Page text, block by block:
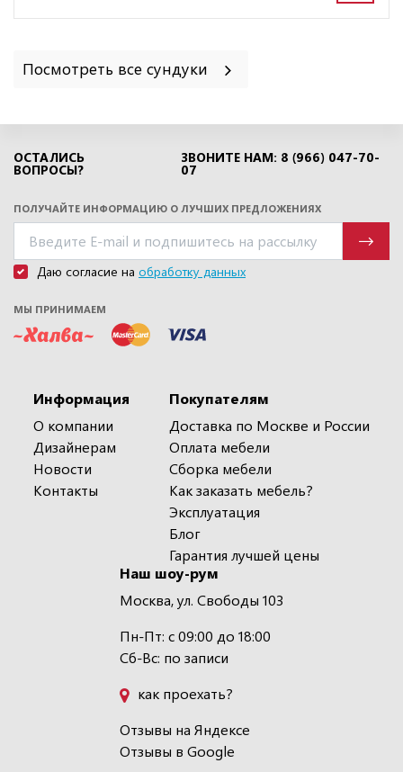
Посмотреть все сундуки
ОСТАЛИСЬ
ВОПРОСЫ?
ЗВОНИТЕ НАМ: 8 (966) 047-70-
07
ПОЛУЧАЙТЕ ИНФОРМАЦИЮ О ЛУЧШИХ ПРЕДЛОЖЕНИЯХ
Даю согласие на обработку данных
МЫ ПРИНИМАЕМ
Информация
О компании
Дизайнерам
Новости
Контакты
Покупателям
Доставка по Москве и России
Оплата мебели
Сборка мебели
Как заказать мебель?
Эксплуатация
Блог
Гарантия лучшей цены
Наш шоу-рум
Москва, ул. Свободы 103
Пн-Пт: с 09:00 до 18:00
Сб-Вс: по записи
как проехать?
Отзывы на Яндексе
Отзывы в Google